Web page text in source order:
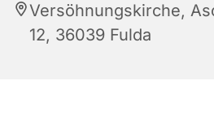
Versöhnungskirche,
12, 36039 Fulda